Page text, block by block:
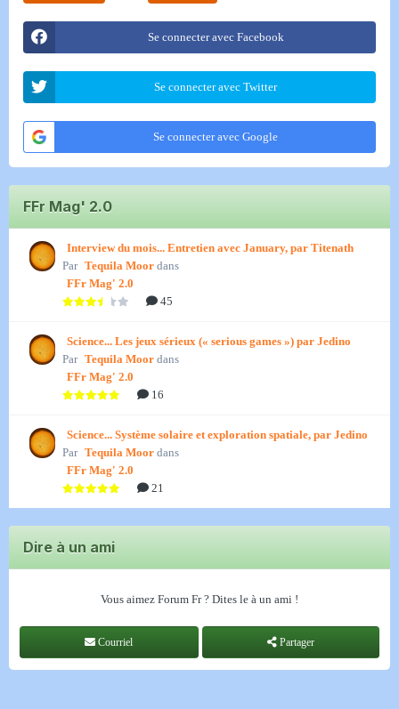
Se connecter avec Facebook
Se connecter avec Twitter
Se connecter avec Google
FFr Mag' 2.0
Interview du mois... Entretien avec January, par Titenath
Par Tequila Moor dans
FFr Mag' 2.0
45
Science... Les jeux sérieux (« serious games ») par Jedino
Par Tequila Moor dans
FFr Mag' 2.0
16
Science... Système solaire et exploration spatiale, par Jedino
Par Tequila Moor dans
FFr Mag' 2.0
21
Dire à un ami
Vous aimez Forum Fr ? Dites le à un ami !
Courriel Partager